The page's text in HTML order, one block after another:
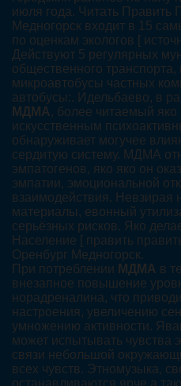
июля года. Читать Править
Медногорск входит в 15
по оценкам экологов [
Действуют 5 регулярных
общественного
микроавтобусы частных
автобусы:. Идельбаево, в
МДМА , более читаемый яко
искусственным
обнаруживает могучее
сердитую систему. МДМА
эмпатогенов, яко яко он
эмпатии, эмоциональной
взаимодействия. Невзирая
материалы, евонный
серьёзных рисков. Яко
Население [ править
Оренбург Медногорск.
При потреблении МДМА в
внезапное повышение
норадреналина, что
настроения, увеличению
умножению активности.
может испытывать чувства
связи небольшой
всех чувств. Этномузыка,